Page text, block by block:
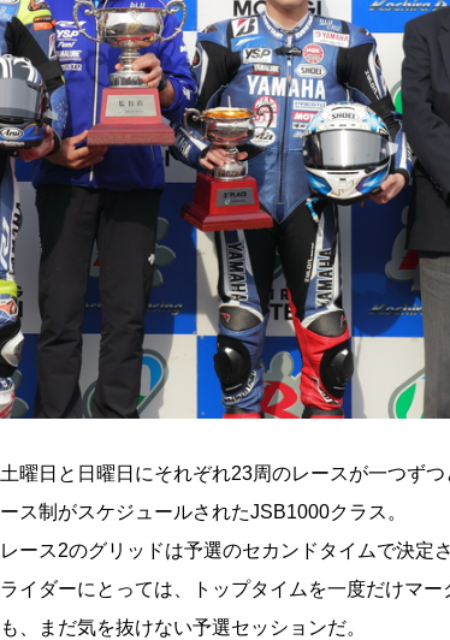
土曜日と日曜日にそれぞれ23周のレースが一つず
ース制がスケジュールされたJSB1000クラス。
レース2のグリッドは予選のセカンドタイムで決定
ライダーにとっては、トップタイムを一度だけマー
も、まだ気を抜けない予選セッションだ。